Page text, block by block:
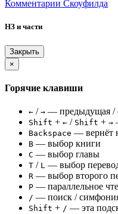
Комментарии Скоуфилда
НЗ и части
Закрыть
×
Горячие клавиши
← / → — предыдущая /
Shift + ← / Shift + →
Backspace — вернёт
B — выбор книги
C — выбор главы
T / L — выбор
R — выбор второго
P — параллельное
/ — поиск /
Shift + / — эта